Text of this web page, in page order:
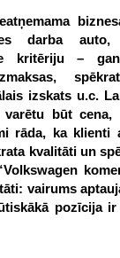
darba auto,
kritēriju –
izskats u.c.
būt cena,
rāda, ka klienti
kvalitāti un
vairums
pozīcija ir